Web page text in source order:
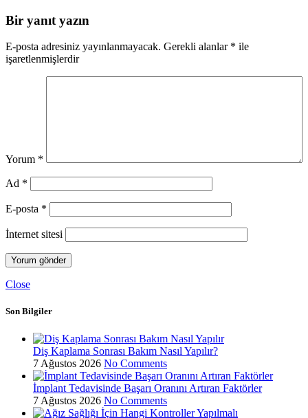
Bir yanıt yazın
E-posta adresiniz yayınlanmayacak. Gerekli alanlar * ile
işaretlenmişlerdir
Yorum *
Ad *
E-posta *
İnternet sitesi
Close
Son Bilgiler
Diş Kaplama Sonrası Bakım Nasıl Yapılır?
7 Ağustos 2026 No Comments
İmplant Tedavisinde Başarı Oranını Artıran Faktörler
7 Ağustos 2026 No Comments